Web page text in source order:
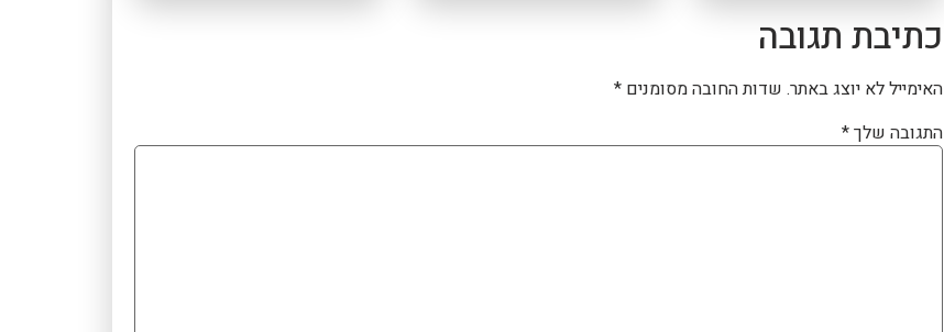
כתיבת תגובה
האימייל לא יוצג באתר. שדות החובה מסומנים *
התגובה שלך*